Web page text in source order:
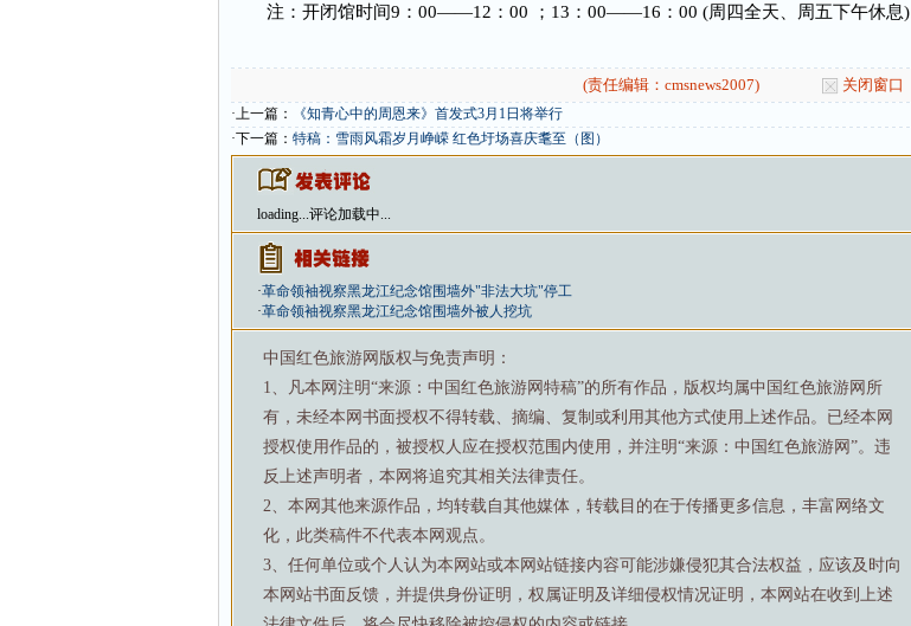
注：开闭馆时间9：00——12：00 ；13：00——16：00 (周四全天、周五下午休息)
(责任编辑：cmsnews2007) 关闭窗口
·上一篇：
《知青心中的周恩来》首发式3月1日将举行
·下一篇： 特稿：雪雨风霜岁月峥嵘 红色圩场喜庆耄至（图）
loading...评论加载中...
·革命领袖视察黑龙江纪念馆围墙外"非法大坑"停工
·革命领袖视察黑龙江纪念馆围墙外被人挖坑
中国红色旅游网版权与免责声明：
1、凡本网注明“来源：中国红色旅游网特稿”的所有作品，版权均属中国红色旅游网所
有，未经本网书面授权不得转载、摘编、复制或利用其他方式使用上述作品。已经本网
授权使用作品的，被授权人应在授权范围内使用，并注明“来源：中国红色旅游网”。违
反上述声明者，本网将追究其相关法律责任。
2、本网其他来源作品，均转载自其他媒体，转载目的在于传播更多信息，丰富网络文
化，此类稿件不代表本网观点。
3、任何单位或个人认为本网站或本网站链接内容可能涉嫌侵犯其合法权益，应该及时向
本网站书面反馈，并提供身份证明，权属证明及详细侵权情况证明，本网站在收到上述